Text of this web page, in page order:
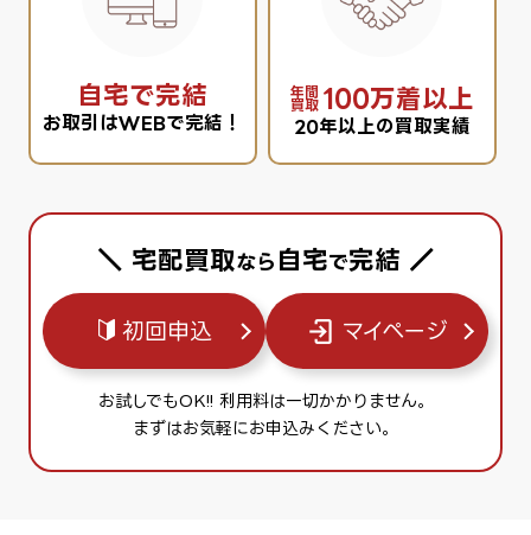
自宅で完結
お取引はWEBで完結！
年間
買取 100万着以上
20年以上の買取実績
＼ 宅配買取なら 自宅で完結 ／
初回申込 マイページ
お試しでもOK!! 利用料は一切かかりません。
まずはお気軽にお申込みください。